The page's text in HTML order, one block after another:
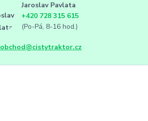
Jaroslav Pavlata
+420 728 315 615
(Po-Pá, 8-16 hod.)
obchod@cistytraktor.cz